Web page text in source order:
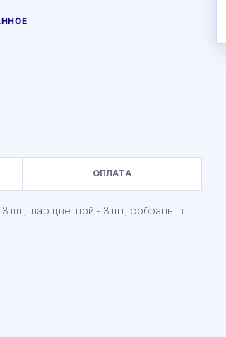
ОПЛАТА
шт, шар цветной - 3 шт, собраны в